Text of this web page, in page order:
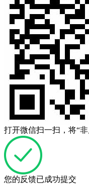
打开微信扫一扫，将
您的反馈已成功提交